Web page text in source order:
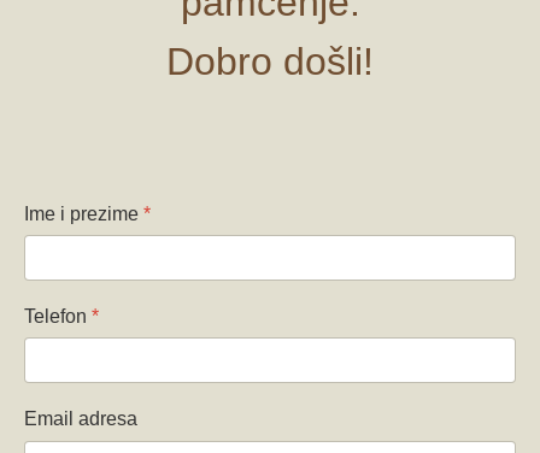
Dobro došli!
Ime i prezime *
Telefon *
Email adresa